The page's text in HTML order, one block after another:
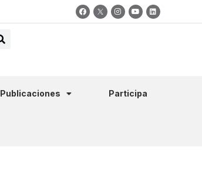
Publicaciones
Participa